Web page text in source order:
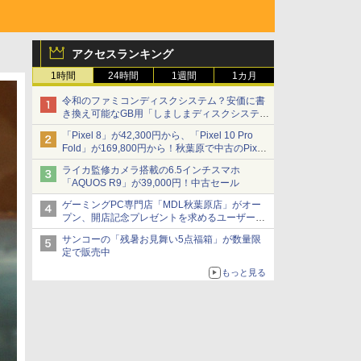
アクセスランキング
1時間 24時間 1週間 1カ月
令和のファミコンディスクシステム？安価に書
き換え可能なGB用「しましまディスクシステ
ム」
「Pixel 8」が42,300円から、「Pixel 10 Pro
Fold」が169,800円から！秋葉原で中古のPixel
シリーズがお買い得
ライカ監修カメラ搭載の6.5インチスマホ
「AQUOS R9」が39,000円！中古セール
ゲーミングPC専門店「MDL秋葉原店」がオー
プン、開店記念プレゼントを求めるユーザーが
押し寄せ長蛇の列に
サンコーの「残暑お見舞い5点福箱」が数量限
定で販売中
もっと見る